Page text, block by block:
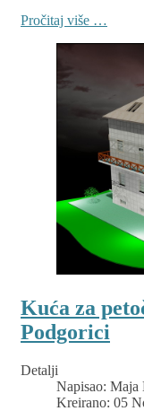
Pročitaj više …
Kuća za
Podgorici
Detalji
Napisao: Maja
Kreirano: 05